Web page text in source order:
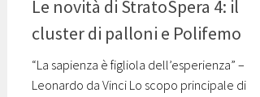
Le novità di StratoSpera 4: il
cluster di palloni e Polifemo
“La sapienza è figliola dell’esperienza” –
Leonardo da Vinci Lo scopo principale di